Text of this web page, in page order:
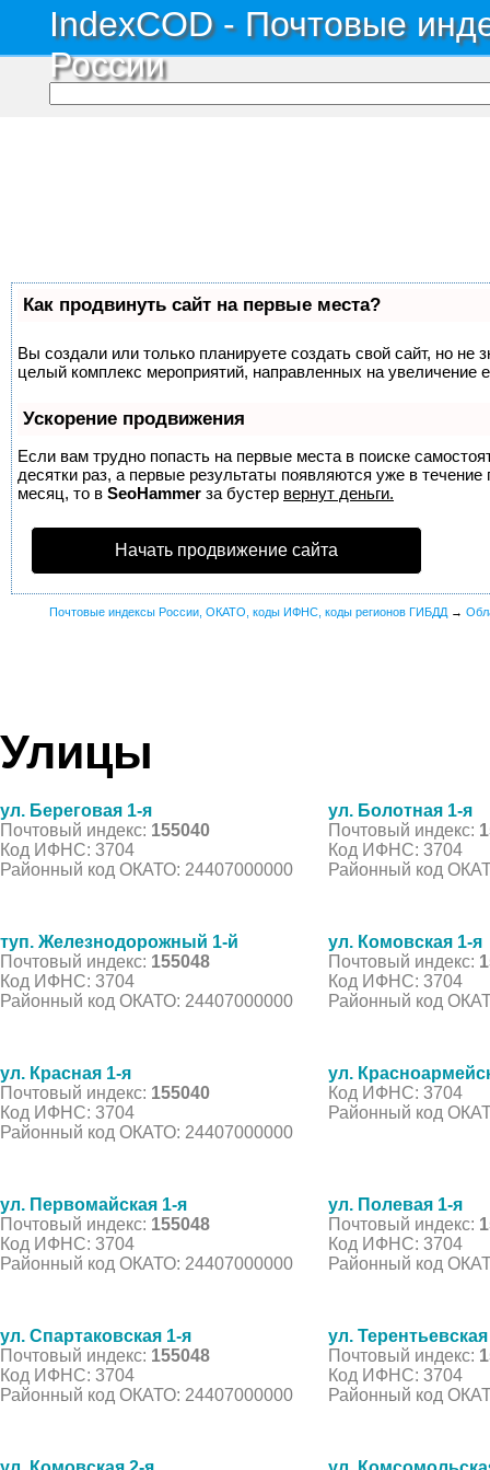
IndexCOD - Почтовые
России
Как продвинуть сайт на первые места?
Вы создали или только планируете создать свой сайт, но не
целый комплекс мероприятий, направленных на увеличение
Ускорение продвижения
Если вам трудно попасть на первые места в поиске
десятки раз, а первые результаты появляются уже в
месяц, то в SeoHammer за бустер вернут деньги.
Начать продвижение сайта
Почтовые индексы России, ОКАТО, коды ИФНС, коды регионов ГИБДД →
Улицы
ул. Береговая 1-я
Почтовый индекс: 155040
Код ИФНС: 3704
Районный код ОКАТО: 24407000000
ул. Болотная 1-я
Почтовый индекс:
Код ИФНС: 3704
Районный код
туп. Железнодорожный 1-й
Почтовый индекс: 155048
Код ИФНС: 3704
Районный код ОКАТО: 24407000000
ул. Комовская 1-я
Почтовый индекс:
Код ИФНС: 3704
Районный код
ул. Красная 1-я
Почтовый индекс: 155040
Код ИФНС: 3704
Районный код ОКАТО: 24407000000
ул.
Код ИФНС: 3704
Районный код
ул. Первомайская 1-я
Почтовый индекс: 155048
Код ИФНС: 3704
Районный код ОКАТО: 24407000000
ул. Полевая 1-я
Почтовый индекс:
Код ИФНС: 3704
Районный код
ул. Спартаковская 1-я
Почтовый индекс: 155048
Код ИФНС: 3704
Районный код ОКАТО: 24407000000
ул.
Почтовый индекс:
Код ИФНС: 3704
Районный код